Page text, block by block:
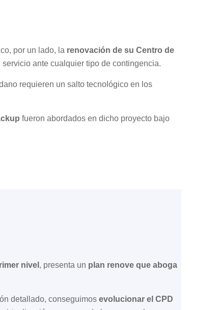
por un lado, la renovación de su Centro de
ante cualquier tipo de contingencia.
requieren un salto tecnológico en los
fueron abordados en dicho proyecto bajo
nivel , presenta un plan renove que aboga
detallado, conseguimos evolucionar el CPD